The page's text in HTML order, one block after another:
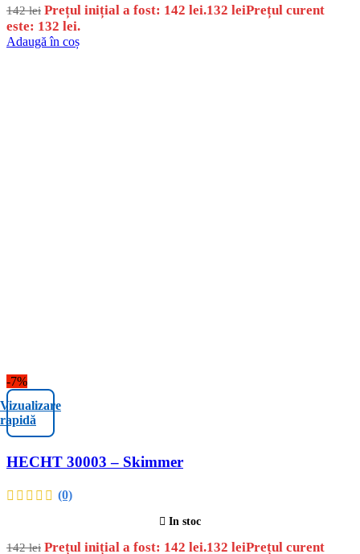
142lei Prețul inițial a fost: 142 lei.132 leiPrețul curent
este: 132 lei.
Adaugă în coș
-7%
Vizualizare
rapidă
HECHT 30003 – Skimmer
(0)
In stoc
142lei Prețul inițial a fost: 142 lei.132 leiPrețul curent